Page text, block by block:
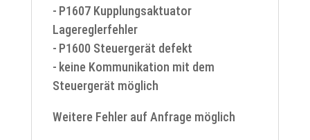
- P1607 Kupplungsaktuator
Lagereglerfehler
- P1600 Steuergerät defekt
- keine Kommunikation mit dem
Steuergerät möglich
Weitere Fehler auf Anfrage möglich